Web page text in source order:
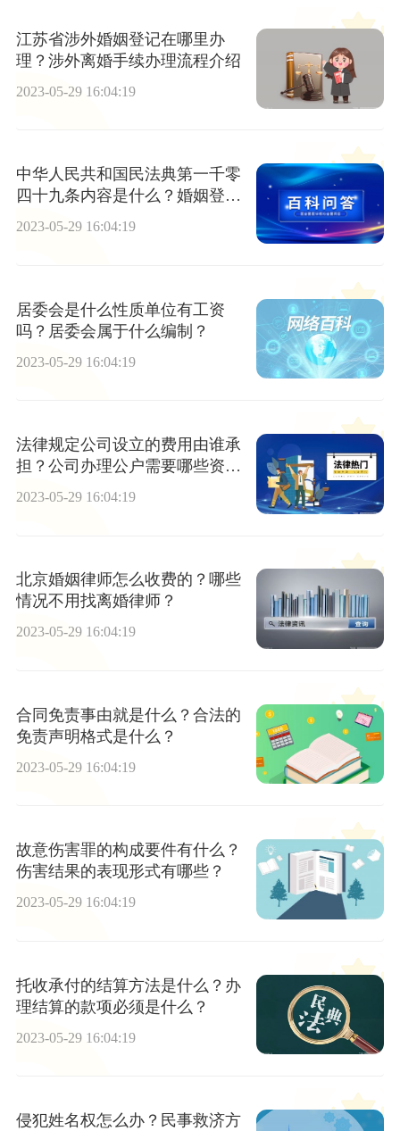
江苏省涉外婚姻登记在哪里办
理？涉外离婚手续办理流程介绍
2023-05-29 16:04:19
中华人民共和国民法典第一千零
四十九条内容是什么？婚姻登记
的流程是什么？
2023-05-29 16:04:19
居委会是什么性质单位有工资
吗？居委会属于什么编制？
2023-05-29 16:04:19
法律规定公司设立的费用由谁承
担？公司办理公户需要哪些资
料？
2023-05-29 16:04:19
北京婚姻律师怎么收费的？哪些
情况不用找离婚律师？
2023-05-29 16:04:19
合同免责事由就是什么？合法的
免责声明格式是什么？
2023-05-29 16:04:19
故意伤害罪的构成要件有什么？
伤害结果的表现形式有哪些？
2023-05-29 16:04:19
托收承付的结算方法是什么？办
理结算的款项必须是什么？
2023-05-29 16:04:19
侵犯姓名权怎么办？民事救济方